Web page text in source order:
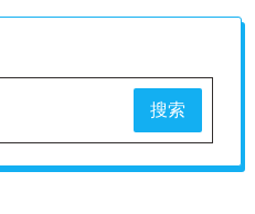
搜索